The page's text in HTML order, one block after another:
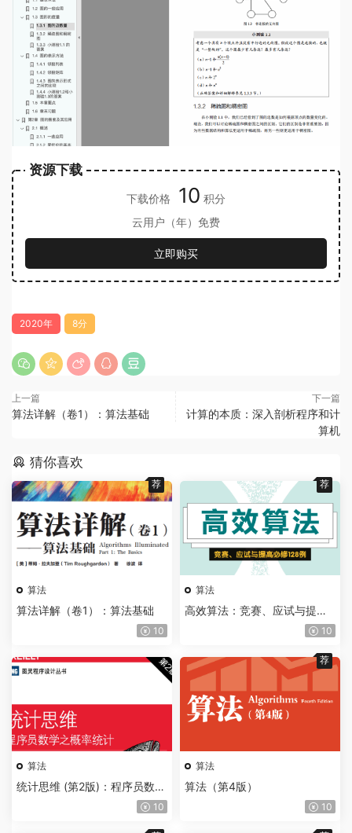
资源下载
下载价格 10 积分
云用户（年）免费
立即购买
2020年 8分
上一篇
算法详解（卷1）：算法基础
下一篇
计算的本质：深入剖析程序和计
算机
猜你喜欢
算法
算法详解（卷1）：算法基础
10
荐
算法
高效算法：竞赛、应试与提高
10
荐
算法
统计思维 (第2版)：程序员数学
10
算法
算法（第4版）
10
荐